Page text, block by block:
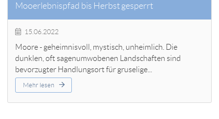
Mooerlebnispfad bis Herbst gesperrt
15.06.2022
Moore - geheimnisvoll, mystisch, unheimlich. Die
dunklen, oft sagenumwobenen Landschaften sind
bevorzugter Handlungsort für gruselige...
Mehr lesen